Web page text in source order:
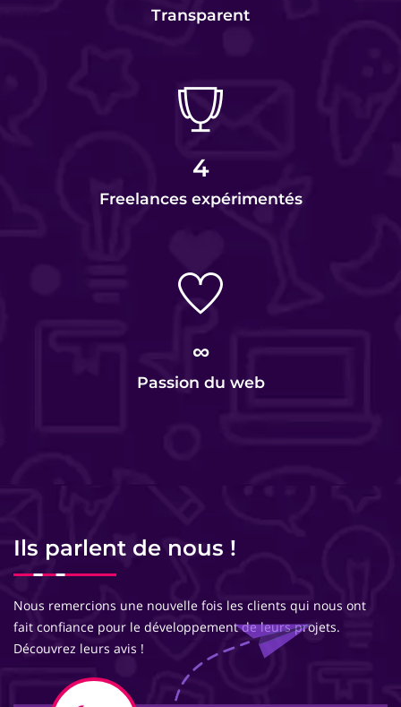
Transparent
4
Freelances expérimentés
∞
Passion du web
Ils parlent de nous !
Nous remercions une nouvelle fois les clients qui nous ont
fait confiance pour le développement de leurs projets.
Découvrez leurs avis !